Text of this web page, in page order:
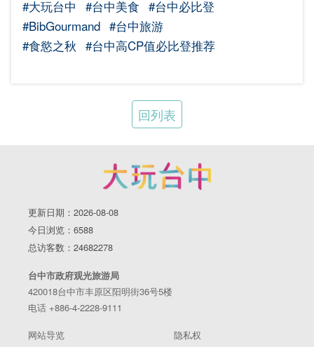
#大玩台中 #台中美食 #台中必比登
#BibGourmand #台中旅游
#食慾之秋 #台中高CP值必比登推荐
回列表
更新日期：2026-08-08
今日浏览：6588
总访客数：24682278
台中市政府观光旅游局
420018台中市丰原区阳明街36号5楼
电话 +886-4-2228-9111
网站导览
隐私权